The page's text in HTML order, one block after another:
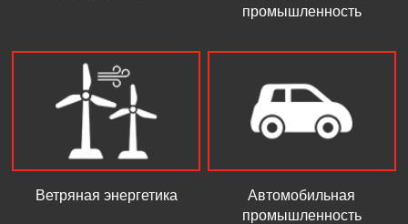
промышленность
Ветряная энергетика
Автомобильная
промышленность